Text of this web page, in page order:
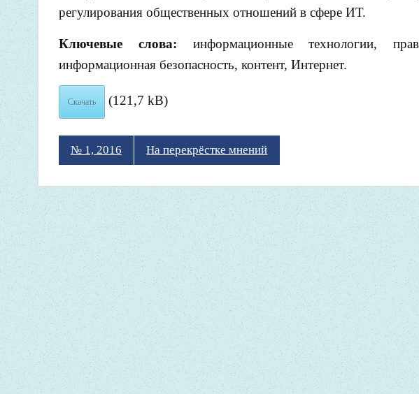
регулирования общественных отношений в сфере ИТ.
Ключевые слова: информационные технологии,
информационная безопасность, контент, Интернет.
Скачать (121,7 kB)
№ 1, 2016 На перекрёстке мнений